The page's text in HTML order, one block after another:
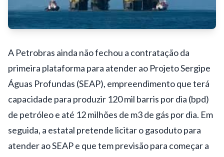
A Petrobras ainda não fechou a contratação da
primeira plataforma para atender ao Projeto Sergipe
Águas Profundas (SEAP), empreendimento que terá
capacidade para produzir 120 mil barris por dia (bpd)
de petróleo e até 12 milhões de m3 de gás por dia. Em
seguida, a estatal pretende licitar o gasoduto para
atender ao SEAP e que tem previsão para começar a